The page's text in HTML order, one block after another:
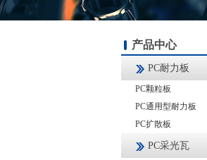
产品中心
PC耐力板
PC颗粒板
PC通用型耐力板
PC扩散板
PC采光瓦